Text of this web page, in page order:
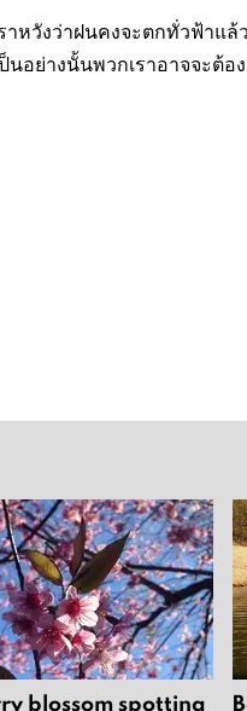
วังว่าฝนคงจะตกทั่วฟ้าแล้
อย่างนั้นพวกเราอาจจะต้
blossom spotting